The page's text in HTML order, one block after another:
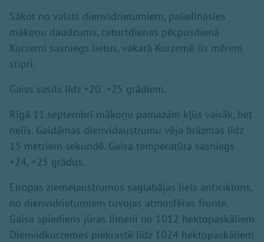
Sākot no valsts dienvidrietumiem, palielināsies
mākoņu daudzums, ceturtdienas pēcpusdienā
Kurzemi sasniegs lietus, vakarā Kurzemē līs mēreni
stipri.
Gaiss sasils līdz +20..+25 grādiem.
Rīgā 11.septembrī mākoņu pamazām kļūs vairāk, bet
nelīs. Gaidāmas dienvidaustrumu vēja brāzmas līdz
15 metriem sekundē. Gaisa temperatūra sasniegs
+24, +25 grādus.
Eiropas ziemeļaustrumos saglabājas liels anticiklons,
no dienvidrietumiem tuvojas atmosfēras fronte.
Gaisa spiediens jūras līmenī no 1012 hektopaskāliem
Dienvidkurzemes piekrastē līdz 1024 hektopaskāliem